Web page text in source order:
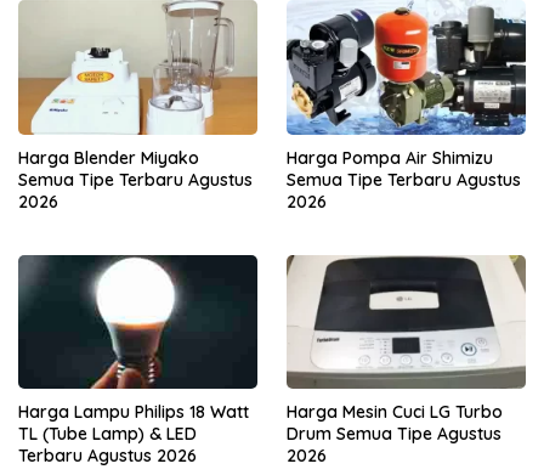
Harga Blender Miyako
Semua Tipe Terbaru Agustus
2026
Harga Pompa Air Shimizu
Semua Tipe Terbaru Agustus
2026
Harga Lampu Philips 18 Watt
TL (Tube Lamp) & LED
Terbaru Agustus 2026
Harga Mesin Cuci LG Turbo
Drum Semua Tipe Agustus
2026